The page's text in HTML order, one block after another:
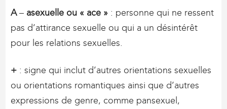
A– asexuelle ou « ace » : personne qui ne ressent
pas d’attirance sexuelle ou qui a un désintérêt
pour les relations sexuelles.
+ : signe qui inclut d’autres orientations sexuelles
ou orientations romantiques ainsi que d’autres
expressions de genre, comme pansexuel,